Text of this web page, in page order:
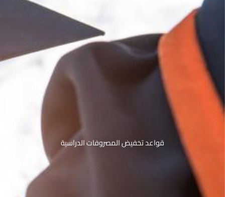
قواعد تخفيض المصروفات الدراسية